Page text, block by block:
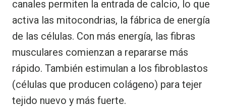
canales permiten la entrada de calcio, lo que
activa las mitocondrias, la fábrica de energía
de las células. Con más energía, las fibras
musculares comienzan a repararse más
rápido. También estimulan a los fibroblastos
(células que producen colágeno) para tejer
tejido nuevo y más fuerte.